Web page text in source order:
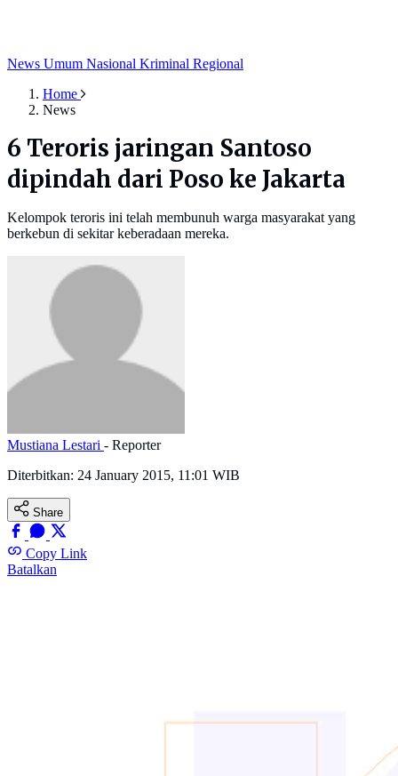
News Umum Nasional Kriminal Regional
Home
News
6 Teroris jaringan Santoso
dipindah dari Poso ke Jakarta
Kelompok teroris ini telah membunuh warga masyarakat yang
berkebun di sekitar keberadaan mereka.
Mustiana Lestari - Reporter
Diterbitkan: 24 January 2015, 11:01 WIB
Share
Copy Link
Batalkan